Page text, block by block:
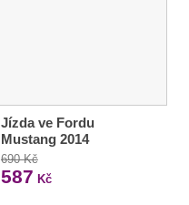
Jízda ve Fordu
Mustang 2014
690 Kč
587 Kč